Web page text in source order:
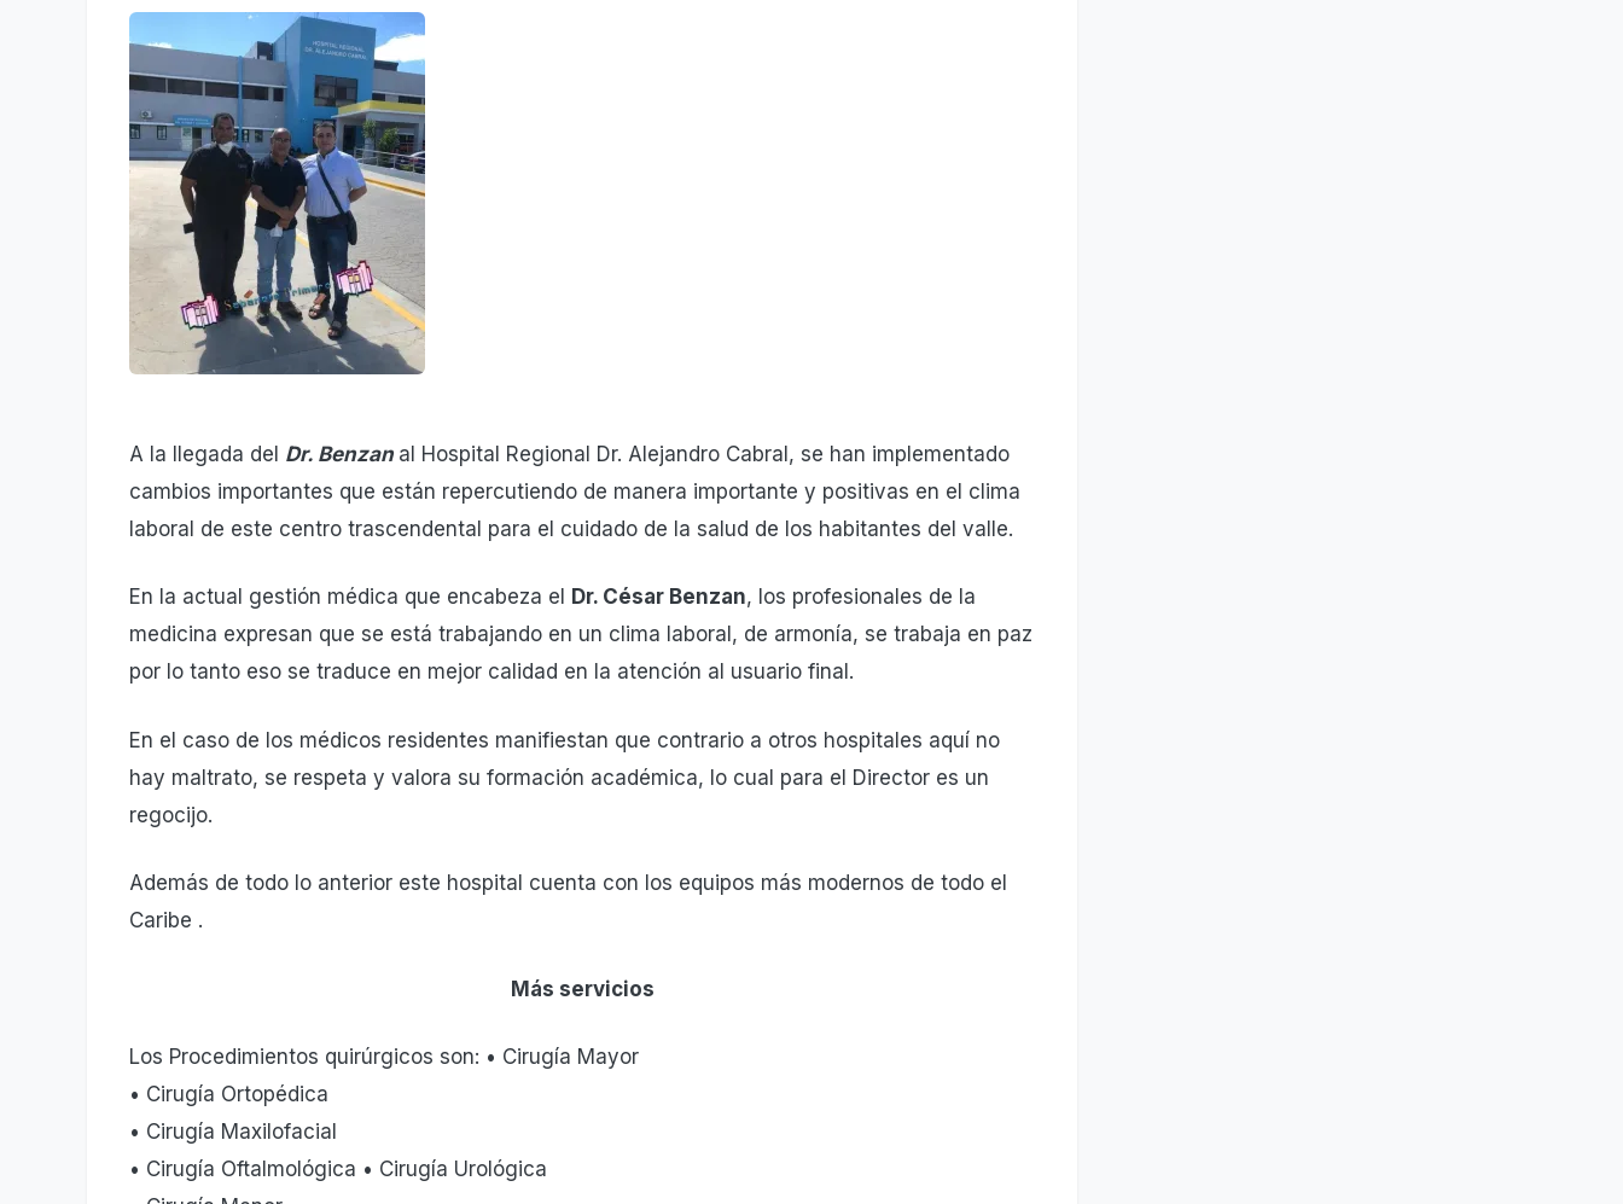
A la llegada del Dr. Benzan al Hospital Regional Dr. Alejandro Cabral, se han implementado
cambios importantes que están repercutiendo de manera importante y positivas en el clima
laboral de este centro trascendental para el cuidado de la salud de los habitantes del valle.
En la actual gestión médica que encabeza el Dr. César Benzan, los profesionales de la
medicina expresan que se está trabajando en un clima laboral, de armonía, se trabaja en paz
por lo tanto eso se traduce en mejor calidad en la atención al usuario final.
En el caso de los médicos residentes manifiestan que contrario a otros hospitales aquí no
hay maltrato, se respeta y valora su formación académica, lo cual para el Director es un
regocijo.
Además de todo lo anterior este hospital cuenta con los equipos más modernos de todo el
Caribe .
Más servicios
Los Procedimientos quirúrgicos son: • Cirugía Mayor
• Cirugía Ortopédica
• Cirugía Maxilofacial
• Cirugía Oftalmológica • Cirugía Urológica